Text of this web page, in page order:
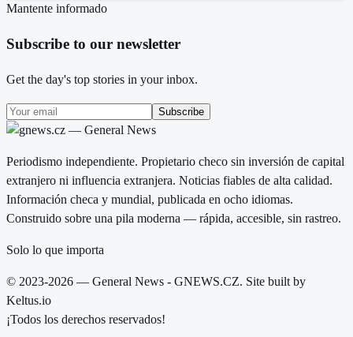
Mantente informado
Subscribe to our newsletter
Get the day's top stories in your inbox.
Subscribe
Periodismo independiente. Propietario checo sin inversión de capital
extranjero ni influencia extranjera. Noticias fiables de alta calidad.
Información checa y mundial, publicada en ocho idiomas.
Construido sobre una pila moderna — rápida, accesible, sin rastreo.
Solo lo que importa
© 2023-2026 — General News - GNEWS.CZ. Site built by
Keltus.io
¡Todos los derechos reservados!